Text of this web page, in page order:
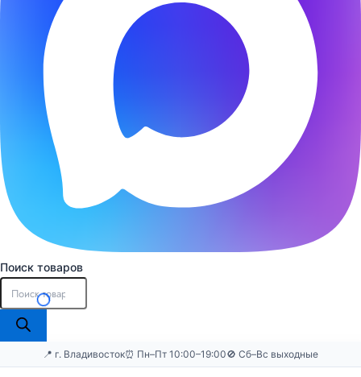
Поиск товаров
📍 г. Владивосток⏰ Пн–Пт 10:00–19:00🚫 Сб–Вс выходные